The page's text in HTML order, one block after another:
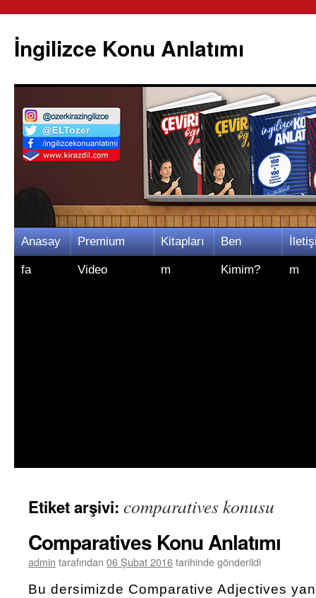
İngilizce Konu Anlatımı
İçeriğe
atla
Anasay
fa
Premium
Video
Kitapları
m
Ben
Kimim? m
Etiket arşivi: comparatives konusu
Comparatives Konu Anlatımı
admin tarafından 06 Şubat 2016tarihinde gönderildi
Bu dersimizde Comparative Adjectives